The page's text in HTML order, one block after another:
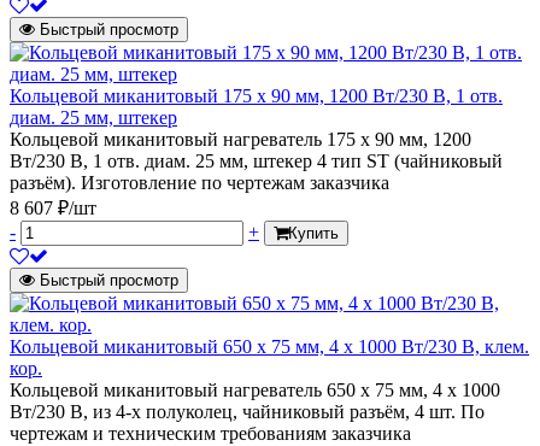
Быстрый просмотр
Кольцевой миканитовый 175 х 90 мм, 1200 Вт/230 В, 1 отв.
диам. 25 мм, штекер
Кольцевой миканитовый нагреватель 175 х 90 мм, 1200
Вт/230 В, 1 отв. диам. 25 мм, штекер 4 тип ST (чайниковый
разъём). Изготовление по чертежам заказчика
8 607 ₽/шт
-
+ Купить
Быстрый просмотр
Кольцевой миканитовый 650 х 75 мм, 4 х 1000 Вт/230 В, клем.
кор.
Кольцевой миканитовый нагреватель 650 х 75 мм, 4 х 1000
Вт/230 В, из 4-х полуколец, чайниковый разъём, 4 шт. По
чертежам и техническим требованиям заказчика